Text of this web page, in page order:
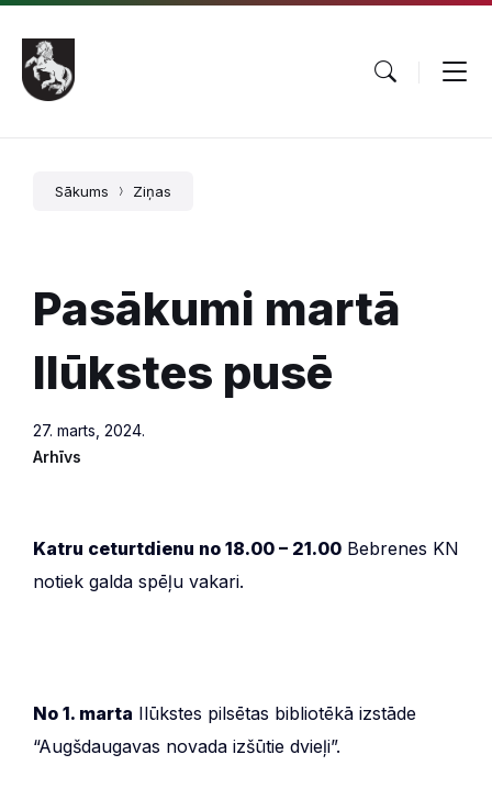
Pāriet
saturu
Skip
main
navigation
Skip
footer
Sākums Ziņas
Pasākumi martā
Ilūkstes pusē
27. marts, 2024.
Arhīvs
Katru ceturtdienu no 18.00 – 21.00 Bebrenes KN
notiek galda spēļu vakari.
No 1. marta Ilūkstes pilsētas bibliotēkā izstāde
“Augšdaugavas novada izšūtie dvieļi”.